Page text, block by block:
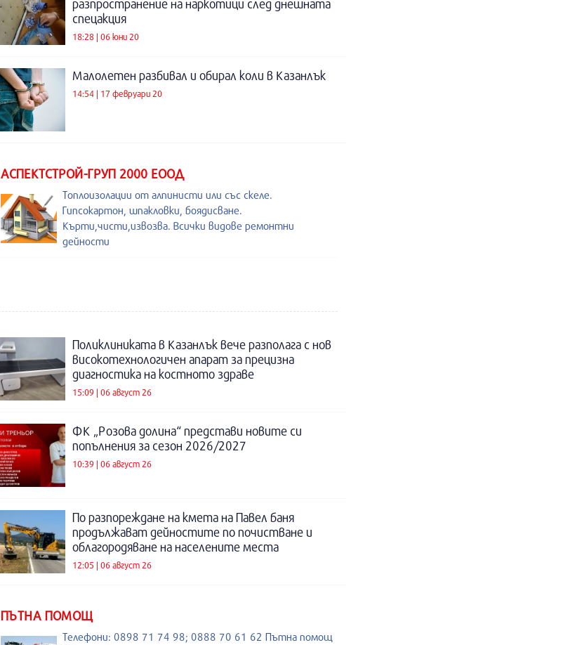
разпространение на наркотици след днешната
спецакция
18:28 | 06 юни 20
Малолетен разбивал и обирал коли в Казанлък
14:54 | 17 февруари 20
АСПЕКТСТРОЙ-ГРУП 2000 ЕООД
Топлоизолации от алпинисти или със скеле.
Гипсокартон, шпакловки, боядисване.
Кърти,чисти,извозва. Всички видове ремонтни
дейности
Поликлиниката в Казанлък вече разполага с нов
високотехнологичен апарат за прецизна
диагностика на костното здраве
15:09 | 06 август 26
ФК „Розова долина“ представи новите си
попълнения за сезон 2026/2027
10:39 | 06 август 26
По разпореждане на кмета на Павел баня
продължават дейностите по почистване и
облагородяване на населените места
12:05 | 06 август 26
ПЪТНА ПОМОЩ
Телефони: 0898 71 74 98; 0888 70 61 62 Пътна помощ